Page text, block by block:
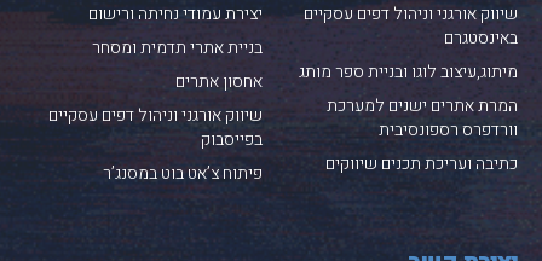
שיווק אורגני וניהול דפים עסקיים
באינסטגרם
מיתוג,עיצוב לוגו ובניית ספר מותג
המרת אתרים ישנים למערכת
וורדפרסרספונסיבית
כתיבה ועריכת תכנים שיווקים
יצירת עמודי נחיתה ורישום
בניית אתרי תדמית ומסחר
אחסון אתרים
שיווק אורגני וניהול דפים עסקיים
בפייסבוק
פיתוח צ’אט בוט במסנג’ר